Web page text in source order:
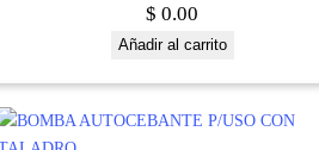
$ 0.00
Añadir al carrito